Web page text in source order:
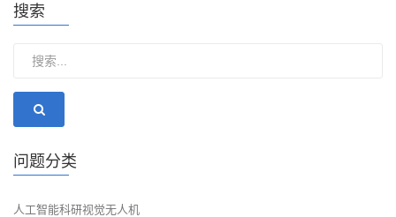
搜索
问题分类
人工智能科研视觉无人机